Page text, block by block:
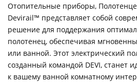
Отопительные приборы,
Devirail™ представляет собой
решение для поддержания
полотенец, обеспечивая
или ванной. Этот электрический
созданный командой DEVI, станет
к вашему ванной комнатному